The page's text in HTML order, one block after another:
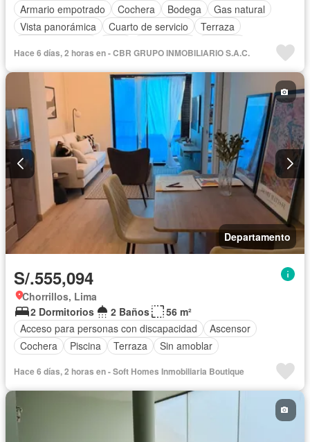
Armario empotrado
Cochera Bodega
Gas natural
Vista panorámica
Cuarto de servicio
Terraza
Acceso para personas con discapacidad
Jardín
Caseta de vigilancia Gimnasio
Seguridad
Parcialmente amoblado
Hace 6 días, 2 horas en - CBR GRUPO INMOBILIARIO S.A.C.
Departamento
S/.555,094
Chorrillos, Lima
2 Dormitorios
2 Baños
56 m²
Acceso para personas con discapacidad
Ascensor
Cochera
Piscina Terraza Sin amoblar
Hace 6 días, 2 horas en - Soft Homes Inmobiliaria Boutique